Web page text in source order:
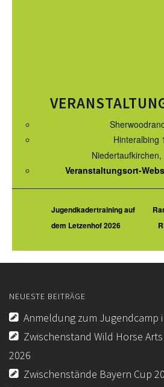
APO AUSBILDUNG TERMINE
KURS TERMINE
TURNIERE
KURSE
JUGEND
WEITERE
IMPRESSUM
DATENSCHUTZ
Hinteralbing 1
Niedertaufkirchen,
Veranstaltungsort-
Jugendkadertraining auf
dem Letzenhof 2026
NEUESTE BEITRÄGE
Anmeldung zum Jugendcamp
Zwischenstand Wild Horse
2026
Zwischenstände Bayern Cup